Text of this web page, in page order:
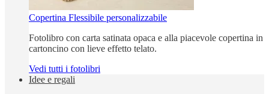
Copertina Flessibile personalizzabile
Fotolibro con carta satinata opaca e alla piacevole copertina in
cartoncino con lieve effetto telato.
Vedi tutti i fotolibri
Idee e regali